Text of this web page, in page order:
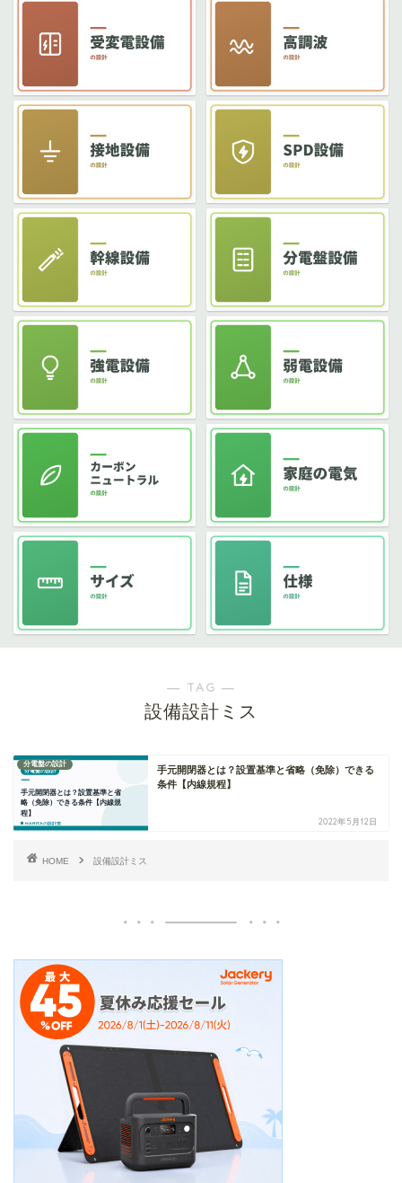
― TAG ―
設備設計ミス
分電盤の設計
手元開閉器とは？設置基準と省略（免除）できる
条件【内線規程】
2022年5月12日
HOME 設備設計ミス